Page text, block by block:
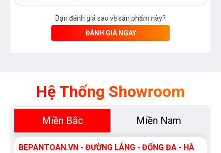
Bạn đánh giá sao về sản phẩm này?
ĐÁNH GIÁ NGAY
Hệ Thống Showroom
Miền Bắc Miền Nam
BEPANTOAN.VN - ĐƯỜNG LÁNG - ĐỐNG ĐA - HÀ